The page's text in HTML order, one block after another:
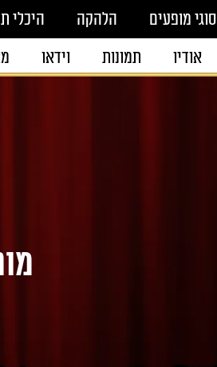
סוגי מופעים הלהקה היכלי
אודיו תמונות וידאו